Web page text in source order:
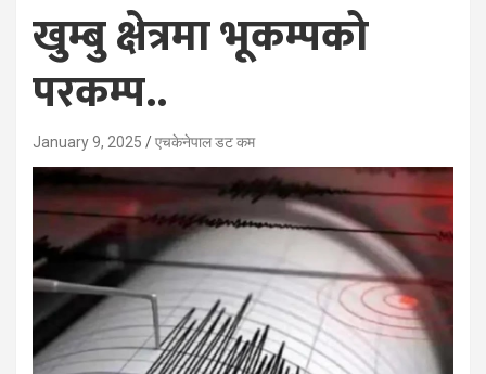
खुम्बु क्षेत्रमा भूकम्पको
परकम्प..
January 9, 2025 एचकेनेपाल डट कम